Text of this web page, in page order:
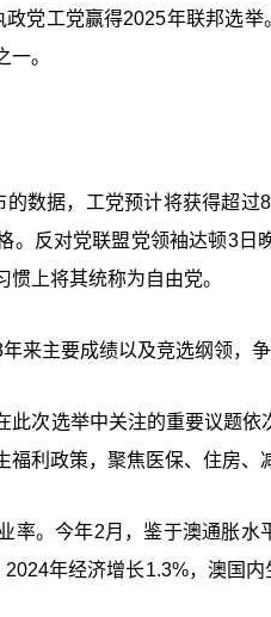
党工党赢得2025年联邦选
。
数据，工党预计将获得超
。反对党联盟党领袖达顿3
上将其统称为自由党。
来主要成绩以及竞选纲领，争
此次选举中关注的重要议题
利政策，聚焦医保、住房、
率。今年2月，鉴于澳通胀
年经济增长1.3%，澳国